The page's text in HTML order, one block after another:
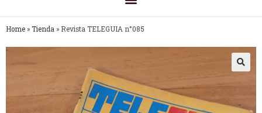
Home » Tienda » Revista TELEGUIA n°085